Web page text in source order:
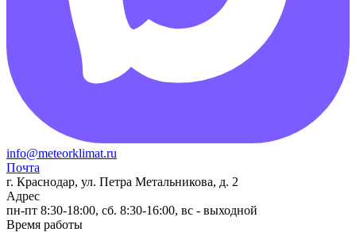
info@meteorklimat.ru
Почта
г. Краснодар, ул. Петра Метальникова, д. 2
Адрес
пн-пт 8:30-18:00, сб. 8:30-16:00, вс - выходной
Время работы